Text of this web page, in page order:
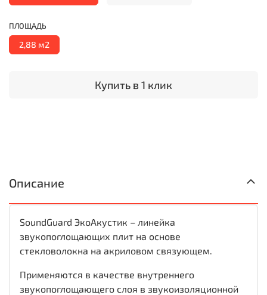
Купить в 1 клик
ПЛОЩАДЬ
2,88 м2
Описание
SoundGuard ЭкоАкустик – линейка
звукопоглощающих плит на основе
стекловолокна на акриловом связующем.
Применяются в качестве внутреннего
звукопоглощающего слоя в звукоизоляционной